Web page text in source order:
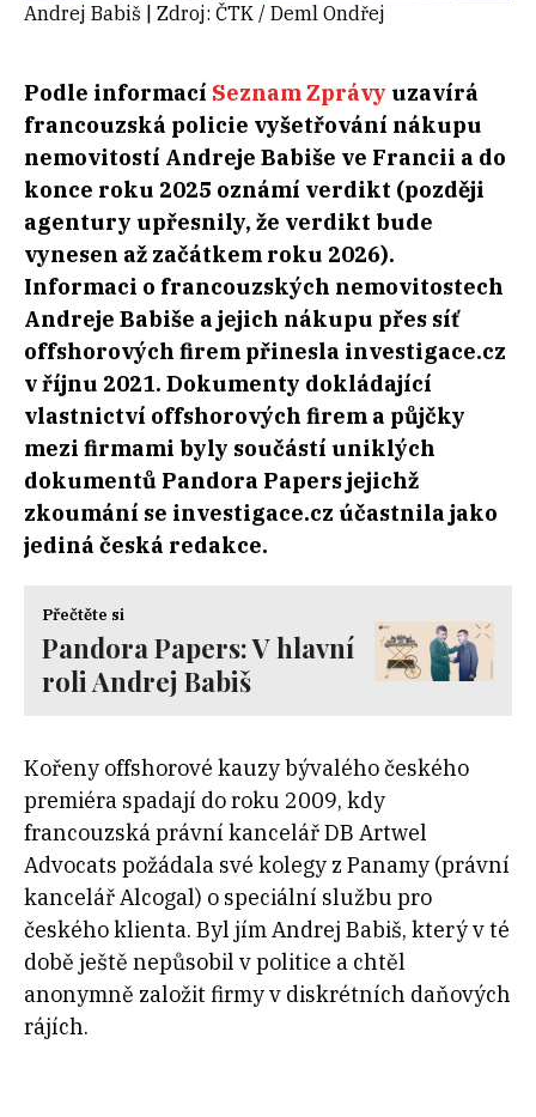
Andrej Babiš | Zdroj: ČTK / Deml Ondřej
Podle informací Seznam Zprávy uzavírá
francouzská policie vyšetřování nákupu
nemovitostí Andreje Babiše ve Francii a do
konce roku 2025 oznámí verdikt (později
agentury upřesnily, že verdikt bude
vynesen až začátkem roku 2026).
Informaci o francouzských nemovitostech
Andreje Babiše a jejich nákupu přes síť
offshorových firem přinesla investigace.cz
v říjnu 2021. Dokumenty dokládající
vlastnictví offshorových firem a půjčky
mezi firmami byly součástí uniklých
dokumentů Pandora Papers jejichž
zkoumání se investigace.cz účastnila jako
jediná česká redakce.
Přečtěte si
Pandora Papers: V hlavní
roli Andrej Babiš
Kořeny offshorové kauzy bývalého českého
premiéra spadají do roku 2009, kdy
francouzská právní kancelář DB Artwel
Advocats požádala své kolegy z Panamy (právní
kancelář Alcogal) o speciální službu pro
českého klienta. Byl jím Andrej Babiš, který v té
době ještě nepůsobil v politice a chtěl
anonymně založit firmy v diskrétních daňových
rájích.